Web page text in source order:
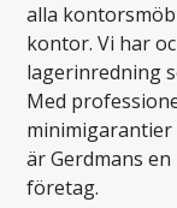
alla
kontor. Vi har
lagerinredning
Med
är Gerdmans
företag.